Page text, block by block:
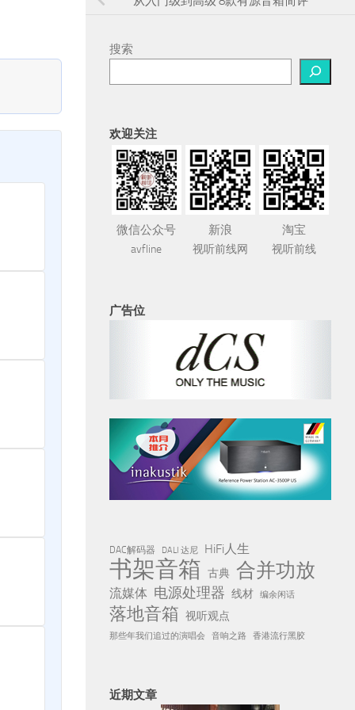
搜索
欢迎关注
微信公众号
avfline
新浪
视听前线网
淘宝
视听前线
广告位
DAC解码器 DALI 达尼 HiFi人生
书架音箱 古典 合并功放
流媒体 电源处理器 线材 编余闲话
落地音箱 视听观点
那些年我们追过的演唱会 音响之路 香港流行黑胶
近期文章